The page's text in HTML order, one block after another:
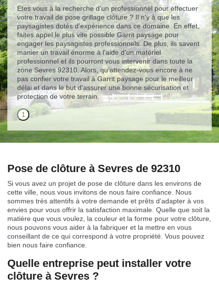
Etes vous à la recherche d'un professionnel pour effectuer
votre travail de pose grillage clôture ? Il n'y à que les
paysagistes dotés d'expérience dans ce domaine. En effet,
faites appel le plus vite possible Garrit paysage pour
engager les paysagistes professionnels. De plus, ils savent
manier un travail énorme à l'aide d'un matériel
professionnel et ils pourront vous intervenir dans toute la
zone Sevres 92310. Alors, qu’attendez-vous encore à ne
pas confier votre travail à Garrit paysage pour le meilleur
délai et dans le but d'assurer une bonne sécurisation et
protection de votre terrain.
1
Pose de clôture à Sevres de 92310
Si vous avez un projet de pose de clôture dans les environs de
cette ville, nous vous invitons de nous faire confiance. Nous
sommes très attentifs à votre demande et prêts d’adapter à vos
envies pour vous offrir la satisfaction maximale. Quelle que soit la
matière que vous voulez, la couleur et la forme pour votre clôture,
nous pouvons vous aider à la fabriquer et la mettre en vous
conseillant de ce qui correspond à votre propriété. Vous pouvez
bien nous faire confiance.
Quelle entreprise peut installer votre
clôture à Sevres ?